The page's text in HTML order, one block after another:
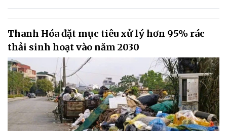
Thanh Hóa đặt mục tiêu xử lý hơn 95% rác
thải sinh hoạt vào năm 2030